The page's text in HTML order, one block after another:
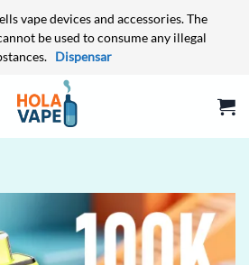
vape devices and accessories. The
be used to consume any illegal
Dispensar